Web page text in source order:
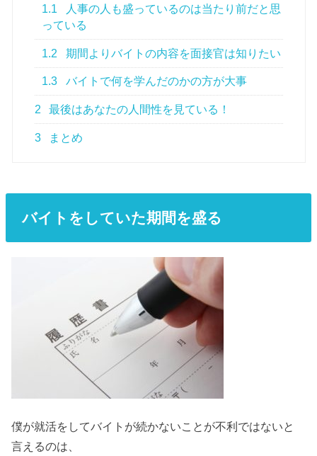
1.1
人事の人も盛っているのは当たり前だと思
っている
1.2 期間よりバイトの内容を面接官は知りたい
1.3 バイトで何を学んだのかの方が大事
2 最後はあなたの人間性を見ている！
3 まとめ
バイトをしていた期間を盛る
僕が就活をしてバイトが続かないことが不利ではないと
言えるのは、